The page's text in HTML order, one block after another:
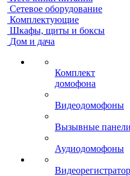
Сетевое оборудование
Комплектующие
Шкафы, щиты и боксы
Дом и дача
Комплект
домофона
Видеодомофоны
Вызывные панели
Аудиодомофоны